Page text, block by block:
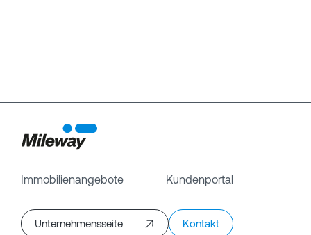
Immobilienangebote Kundenportal
Unternehmensseite Kontakt